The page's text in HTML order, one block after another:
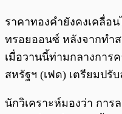
ราคาทองคำยังคงเคลื่อ
ทรอยออนซ์ หลังจากทำส
เมื่อวานนี้ท่ามกลางการ
สหรัฐฯ (เฟด) เตรียมปรั
นักวิเคราะห์มองว่า กา